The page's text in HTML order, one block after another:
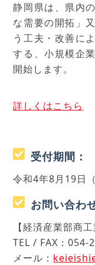
静岡県は、県内
な需要の開拓」
う工夫・改善に
する、小規模企
開始します。
詳しくはこちら
受付期間：
令和4年8月19日
お問い合わ
【経済産業部商
TEL / FAX：
メール：